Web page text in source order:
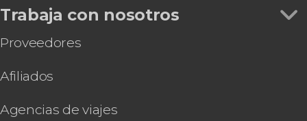
Trabaja con nosotros
Proveedores
Afiliados
Agencias de viajes